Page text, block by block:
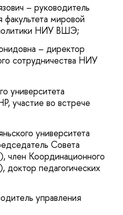
– руководитель
мировой
НИУ ВШЭ;
– директор
сотрудничества НИУ
университета
участие во встрече
университета
Совета
Координационного
педагогических
управления